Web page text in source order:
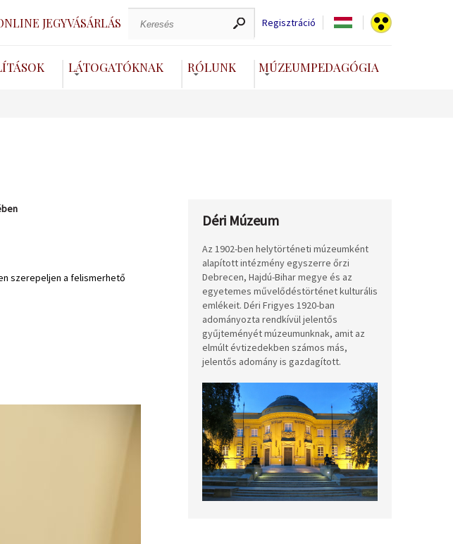
JEGYVÁSÁRLÁS Regisztráció
LÁTOGATÓKNAK RÓLUNK MÚZEUMPEDAGÓGIA
szerepeljen a felismerhető
Déri Múzeum
Az 1902-ben helytörténeti múzeumként
alapított intézmény egyszerre őrzi
Debrecen, Hajdú-Bihar megye és az
egyetemes művelődéstörténet kulturális
emlékeit. Déri Frigyes 1920-ban
adományozta rendkívül jelentős
gyűjteményét múzeumunknak, amit az
elmúlt évtizedekben számos más,
jelentős adomány is gazdagított.